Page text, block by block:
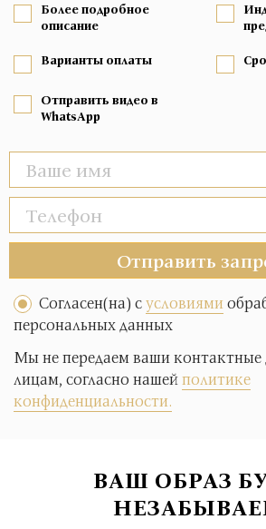
Более подробное
описание
Варианты оплаты
Отправить видео в
WhatsApp
Отправить
Согласен(на) сусловиями
персональных данных
Мы не передаем ваши контактные
лицам, согласно нашейполитике
конфиденциальности.
ВАШ ОБРАЗ